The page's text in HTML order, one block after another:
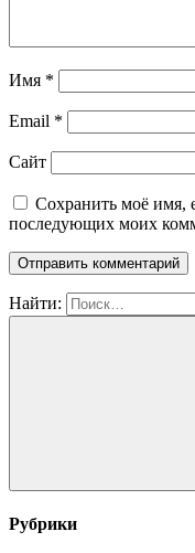
Имя *
Email *
Сайт
Сохранить моё имя,
последующих моих
Найти:
Рубрики